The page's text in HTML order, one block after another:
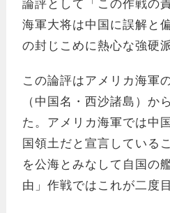
論評として「この作戦の
海軍大将は中国に誤解と
の封じこめに熱心な強硬
この論評はアメリカ海軍
（中国名・西沙諸島）
た。アメリカ海軍では中
国領土だと宣言している
を公海とみなして自国の
由」作戦ではこれが二度